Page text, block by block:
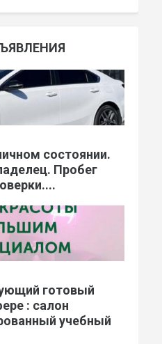
состоянии.
Пробег
готовый
: салон
учебный